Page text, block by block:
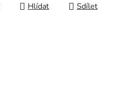
Hlídat Sdílet